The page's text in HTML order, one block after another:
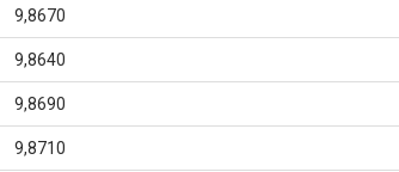
9,8670
9,8640
9,8690
9,8710